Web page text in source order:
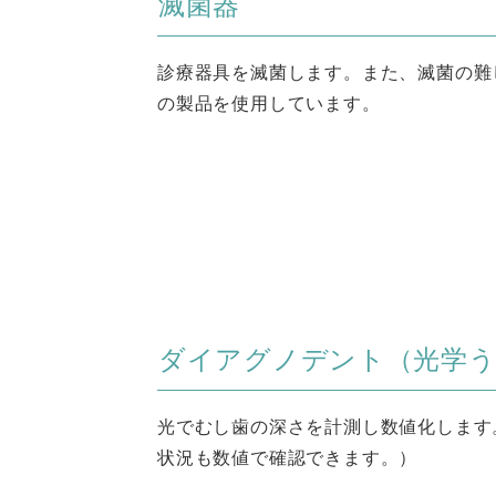
診療器具を滅菌します。また、滅菌の
の製品を使用しています。
ダイアグノデント（光学
光でむし歯の深さを計測し数値化しま
状況も数値で確認できます。）